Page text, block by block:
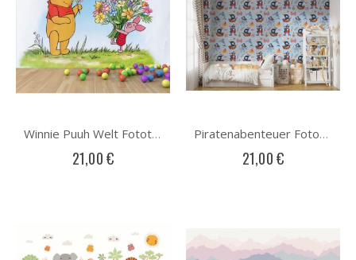
Winnie Puuh Welt Fototapete
21,00 €
Piratenabenteuer Fototapete
21,00 €